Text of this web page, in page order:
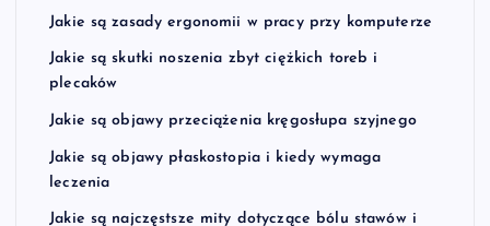
Jakie są zasady ergonomii w pracy przy komputerze
Jakie są skutki noszenia zbyt ciężkich toreb i
plecaków
Jakie są objawy przeciążenia kręgosłupa szyjnego
Jakie są objawy płaskostopia i kiedy wymaga
leczenia
Jakie są najczęstsze mity dotyczące bólu stawów i